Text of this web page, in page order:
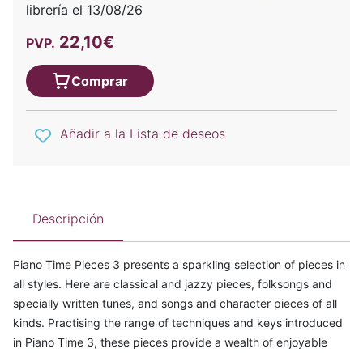
librería el 13/08/26
PVP. 22,10€
Comprar
Añadir a la Lista de deseos
Descripción
Piano Time Pieces 3 presents a sparkling selection of pieces in
all styles. Here are classical and jazzy pieces, folksongs and
specially written tunes, and songs and character pieces of all
kinds. Practising the range of techniques and keys introduced
in Piano Time 3, these pieces provide a wealth of enjoyable